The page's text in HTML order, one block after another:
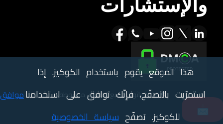
والإستشارات
© 2025 باثويز. جميع الحقوق محفوظة.
هذا الموقع يقوم باستخدام الكوكيز. إذا
استمرّيت بالتصفّح، فإنّك توافق على استخدامنا
للكوكيز. تصفّحسياسة الخصوصية
موافق